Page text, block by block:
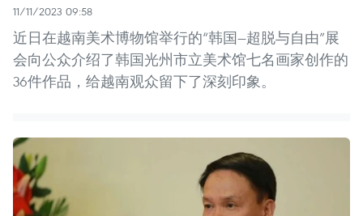
11/11/2023 09:58
近日在越南美术博物馆举行的“韩国—超脱与自由”展
会向公众介绍了韩国光州市立美术馆七名画家创作的
36件作品，给越南观众留下了深刻印象。